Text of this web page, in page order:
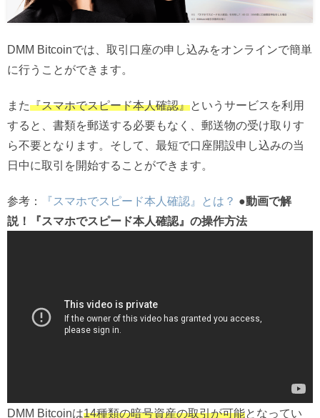
DMM Bitcoinでは、取引口座の申し込みをオンラインで簡単
に行うことができます。
また『スマホでスピード本人確認』というサービスを利用
すると、書類を郵送する必要もなく、郵送物の受け取りす
ら不要となります。そして、最短で口座開設申し込みの当
日中に取引を開始することができます。
参考： 『スマホでスピード本人確認』とは？ ●動画で解
説！『スマホでスピード本人確認』の操作方法
DMM Bitcoinは14種類の暗号資産の取引が可能となってい